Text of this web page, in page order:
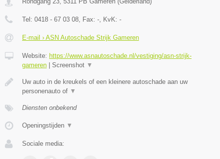
Tel: 0418 - 67 03 08, Fax: -, KvK: -
E-mail › ASN Autoschade Strijk Gameren
Website: https://www.asnautoschade.nl/vestiging/asn-strijk-
gameren
Screenshot ▼
Uw auto in de kreukels of een kleinere autoschade aan uw
personenauto of ▼
Diensten onbekend
Openingstijden ▼
Sociale media: